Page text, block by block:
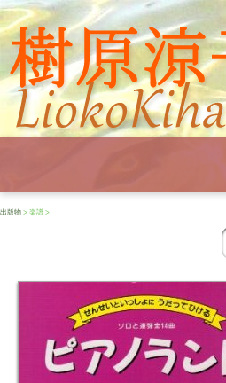
Profile
Concert
Seminar
Diary
Contact
出版物 > 楽譜 >